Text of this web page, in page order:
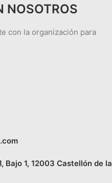
NOSOTROS
con la organización para
Bajo 1, 12003 Castellón de la